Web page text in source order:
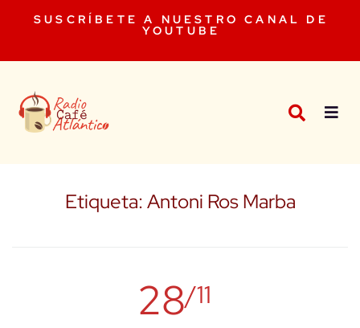
SUSCRÍBETE A NUESTRO CANAL DE
YOUTUBE
Etiqueta:Antoni Ros Marba
28/11